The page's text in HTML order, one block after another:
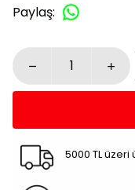
Paylaş:
5000 TL